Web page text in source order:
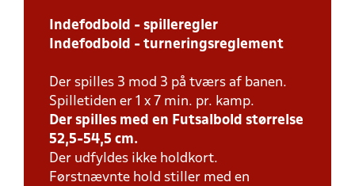
Indefodbold - spilleregler
Indefodbold - turneringsreglement
Der spilles 3 mod 3 på tværs af banen.
Spilletiden er 1 x 7 min. pr. kamp.
Der spilles med en Futsalbold størrelse
52,5-54,5 cm.
Der udfyldes ikke holdkort.
Førstnævnte hold stiller med en